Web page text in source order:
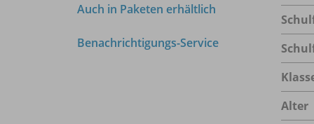
Auch in Paketen erhältlich
Benachrichtigungs-Service
Alter